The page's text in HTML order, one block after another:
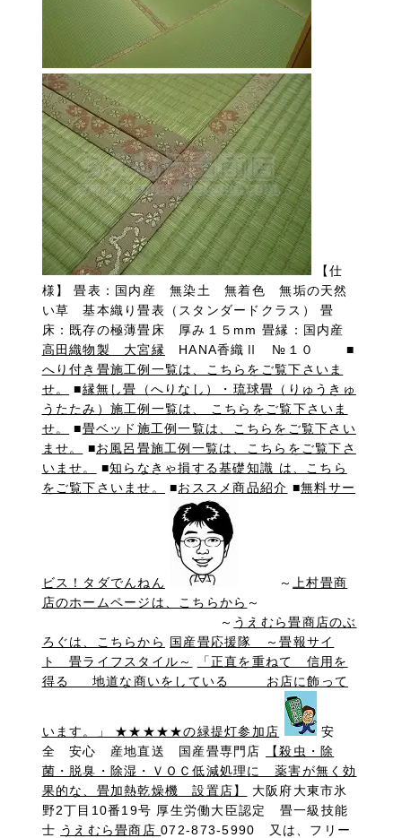
【仕
様】 畳表：国内産 無染土 無着色 無垢の天然
い草 基本織り畳表（スタンダードクラス） 畳
床：既存の極薄畳床 厚み１５mm 畳縁：国内産
高田織物製 大宮縁
HANA香織Ⅱ №１０ ■
へり付き畳施工例一覧は、こちらをご覧下さいま
せ。
■縁無し畳（へりなし）・琉球畳（りゅうきゅ
うたたみ）施工例一覧は、 こちらをご覧下さいま
せ。
■畳ベッド施工例一覧は、こちらをご覧下さい
ませ。
■お風呂畳施工例一覧は、こちらをご覧下さ
いませ。
■知らなきゃ損する基礎知識 は、こちら
をご覧下さいませ。
■おススメ商品紹介 ■無料サー
ビス！タダでんねん ～
上村畳商
店のホームページは、こちらから ～
～ うえむら畳商店のぶ
ろぐは、こちらから 国産畳応援隊 ～畳報サイ
ト 畳ライフスタイル～
「正直を重ねて 信用を
得る 地道な商いをしている お店に飾って
います。」 ★★★★★の緑提灯参加店
安
全 安心 産地直送 国産畳専門店
【殺虫・除
菌・脱臭・除湿・ＶＯＣ低減処理に 薬害が無く効
果的な、畳加熱乾燥機 設置店】
大阪府大東市氷
野2丁目10番19号 厚生労働大臣認定 畳一級技能
士 うえむら畳商店072-873-5990 又は、フリー